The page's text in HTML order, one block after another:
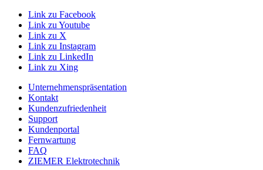
Link zu Facebook
Link zu Youtube
Link zu X
Link zu Instagram
Link zu LinkedIn
Link zu Xing
Unternehmenspräsentation
Kontakt
Kundenzufriedenheit
Support
Kundenportal
Fernwartung
FAQ
ZIEMER Elektrotechnik